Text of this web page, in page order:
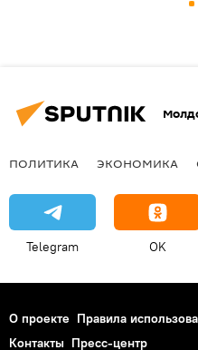
ПОЛИТИКА ЭКОНОМИКА
Telegram OK
О проекте Правила
Контакты Пресс-центр